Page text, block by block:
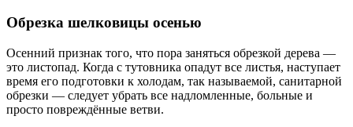
Обрезка шелковицы осенью
Осенний признак того, что пора заняться обрезкой дерева —
это листопад. Когда с тутовника опадут все листья, наступает
время его подготовки к холодам, так называемой, санитарной
обрезки — следует убрать все надломленные, больные и
просто повреждённые ветви.